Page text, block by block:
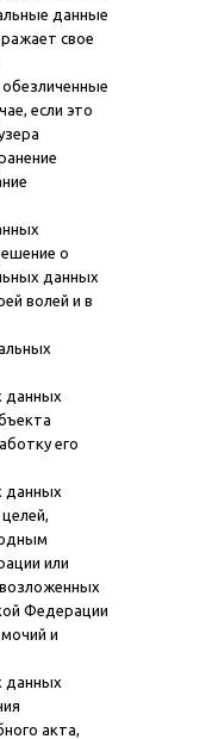
данные
свое
если это
о
данных
волей и в
данных
его
данных
или
Федерации
и
данных
акта,